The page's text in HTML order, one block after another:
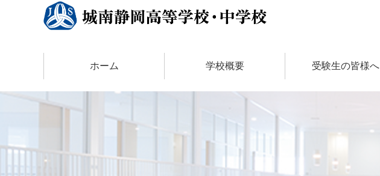
ホーム 学校概要 受験生の皆様へ